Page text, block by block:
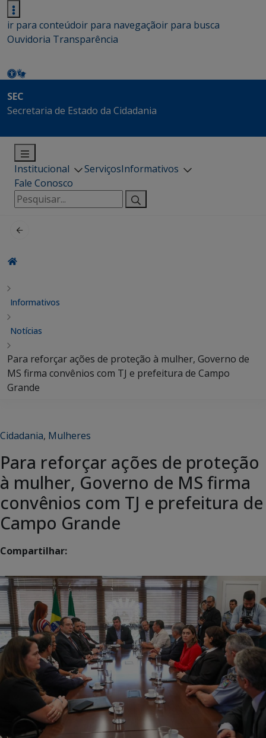
ir para conteúdoir para navegaçãoir para busca
Ouvidoria Transparência
SEC
Secretaria de Estado da Cidadania
Institucional ServiçosInformativos
Fale Conosco
Pesquisar
por:
Informativos
Notícias
Para reforçar ações de proteção à mulher, Governo de
MS firma convênios com TJ e prefeitura de Campo
Grande
Cidadania, Mulheres
Para reforçar ações de proteção
à mulher, Governo de MS firma
convênios com TJ e prefeitura de
Campo Grande
Compartilhar: